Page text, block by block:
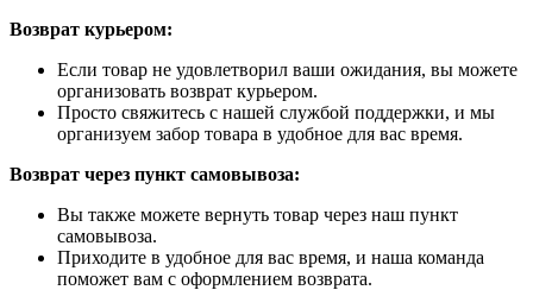
Возврат курьером:
Если товар не удовлетворил ваши ожидания, вы можете
организовать возврат курьером.
Просто свяжитесь с нашей службой поддержки, и мы
организуем забор товара в удобное для вас время.
Возврат через пункт самовывоза:
Вы также можете вернуть товар через наш пункт
самовывоза.
Приходите в удобное для вас время, и наша команда
поможет вам с оформлением возврата.